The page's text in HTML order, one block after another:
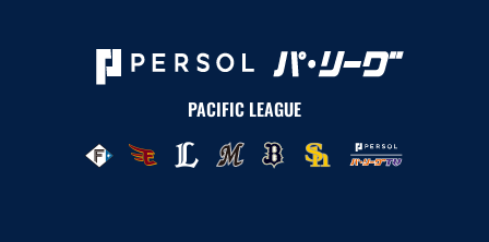
PACIFIC LEAGUE